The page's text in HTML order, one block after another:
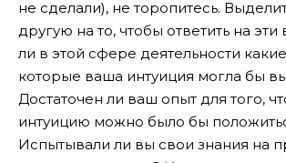
не сделали), не торопитесь.
другую на то, чтобы ответить на эти
ли в этой сфере деятельности
которые ваша интуиция могла бы
Достаточен ли ваш опыт для того,
интуицию можно было бы
Испытывали ли вы свои знания на